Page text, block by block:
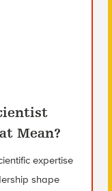
Mean?
expertise
shape